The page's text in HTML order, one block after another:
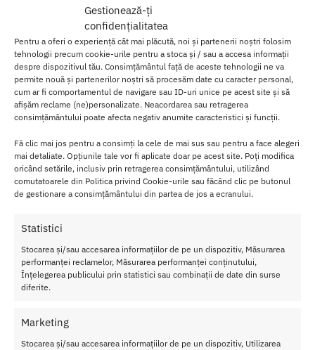
Gestionează-ți
confidențialitatea
Pentru a oferi o experiență cât mai plăcută, noi și partenerii noștri folosim
tehnologii precum cookie-urile pentru a stoca și / sau a accesa informații
despre dispozitivul tău. Consimțământul față de aceste tehnologii ne va
permite nouă și partenerilor noștri să procesăm date cu caracter personal,
cum ar fi comportamentul de navigare sau ID-uri unice pe acest site și să
afișăm reclame (ne)personalizate. Neacordarea sau retragerea
consimțământului poate afecta negativ anumite caracteristici și funcții.
Fă clic mai jos pentru a consimți la cele de mai sus sau pentru a face alegeri
mai detaliate. Opțiunile tale vor fi aplicate doar pe acest site. Poți modifica
oricând setările, inclusiv prin retragerea consimțământului, utilizând
comutatoarele din Politica privind Cookie-urile sau făcând clic pe butonul
de gestionare a consimțământului din partea de jos a ecranului.
Statistici
Stocarea și/sau accesarea informațiilor de pe un dispozitiv, Măsurarea
performanței reclamelor, Măsurarea performanței conținutului,
Înțelegerea publicului prin statistici sau combinații de date din surse
diferite.
Marketing
Stocarea și/sau accesarea informațiilor de pe un dispozitiv, Utilizarea
Descriere Recenzii 0
Acest String cu Capsunica e foarte sexi si feminin. Provocatori si
foarte interesanti, datorita modelului special tip capsuna, din
partea din fata. Cu acesti chilotei, cu siguranta ii vei mari apetitul
sexual al partenerului tau! Aceasta capsunica abia asteapta sa fie
gustata.
Culoare:rosu cu verde
Categorii: Bikini,LENJERIE FEMEI
Produse similare